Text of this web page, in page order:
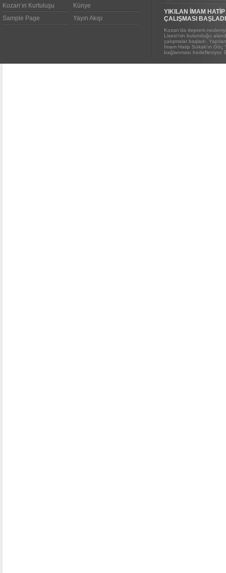
Kozan’ın Kurtuluşu
Künye
Sample Page
Yayın Akışı
YIKILAN İMAM
ÇALIŞMASI BAŞLADI
Kozan’da deprem
Lisesi’nin bulunduğu
çalışmalar başladı.
İmam Hatip Sokak’ın Göç
bağlanması hedefleniyor.